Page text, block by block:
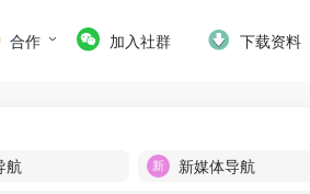
合作 加入社群 下载资料
航 新媒体导航